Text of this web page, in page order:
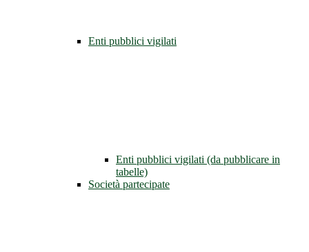
Enti pubblici vigilati
Enti pubblici vigilati (da pubblicare in
tabelle)
Società partecipate